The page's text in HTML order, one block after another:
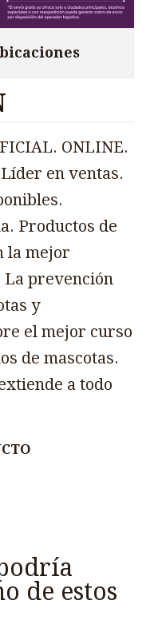
ONLINE.
en ventas.
Productos de
la mejor
prevención
y
el mejor curso
de mascotas.
a todo
de estos